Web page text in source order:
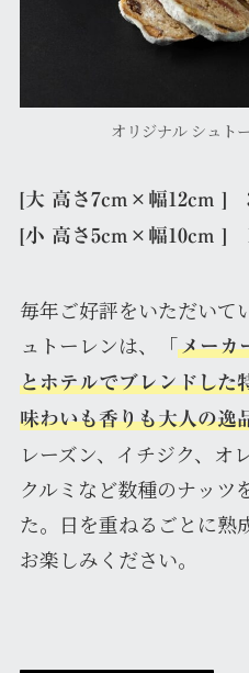
オリジナル シュト
[大 高さ7cm×幅12cm ]
[小 高さ5cm×幅10cm ]
毎年ご好評をいただいて
ュトーレンは、「メーカ
とホテルでブレンドした
味わいも香りも大人の逸
レーズン、イチジク、オ
クルミなど数種のナッツ
た。日を重ねるごとに熟
お楽しみください。